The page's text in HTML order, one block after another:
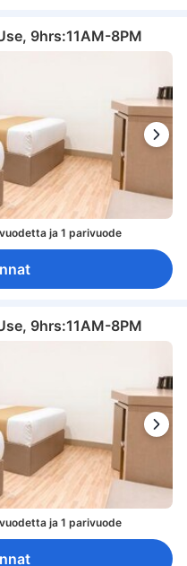
9hrs:11AM-8PM
ja 1 parivuode
9hrs:11AM-8PM
ja 1 parivuode